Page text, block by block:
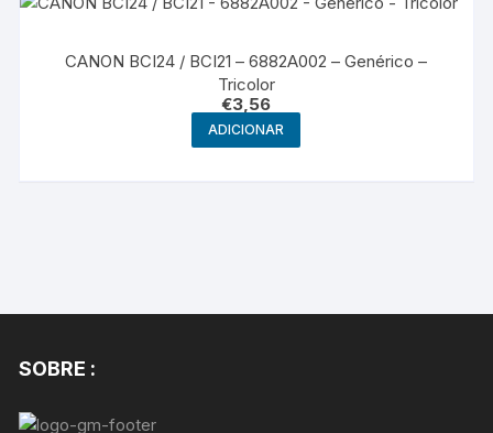
CANON BCI24 / BCI21 – 6882A002 – Genérico –
Tricolor
€3,56
ADICIONAR
SOBRE :